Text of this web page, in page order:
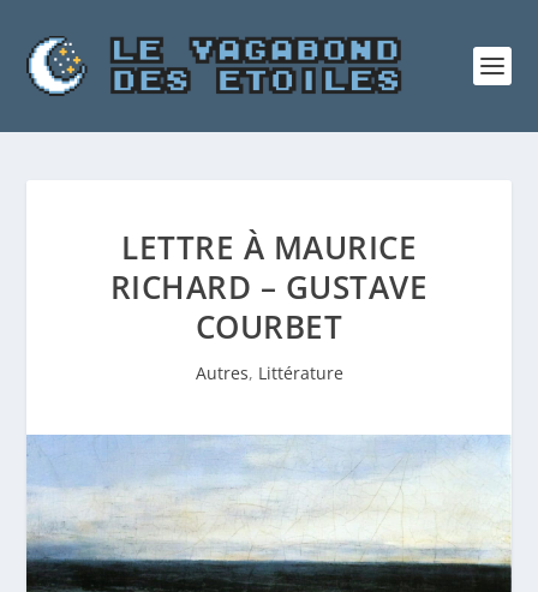
LETTRE À MAURICE
RICHARD – GUSTAVE
COURBET
Autres, Littérature